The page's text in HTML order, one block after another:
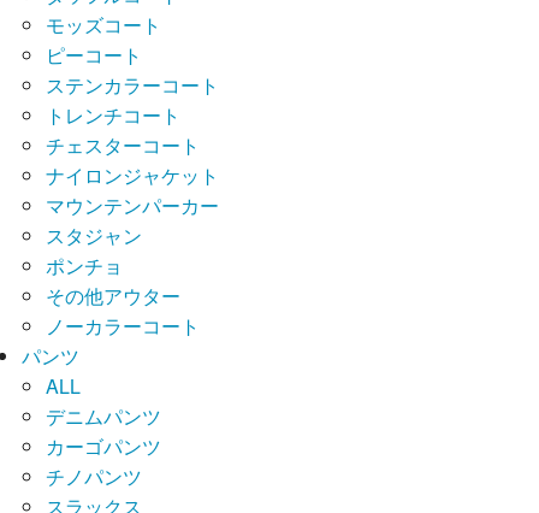
モッズコート
ピーコート
ステンカラーコート
トレンチコート
チェスターコート
ナイロンジャケット
マウンテンパーカー
スタジャン
ポンチョ
その他アウター
ノーカラーコート
パンツ
ALL
デニムパンツ
カーゴパンツ
チノパンツ
スラックス